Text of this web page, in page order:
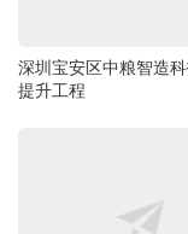
深圳宝安区中粮智造
提升工程